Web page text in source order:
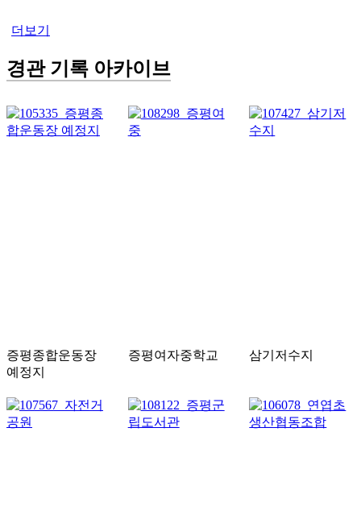
더보기
경관 기록 아카이브
증평종합운동장
예정지
증평여자중학교 삼기저수지